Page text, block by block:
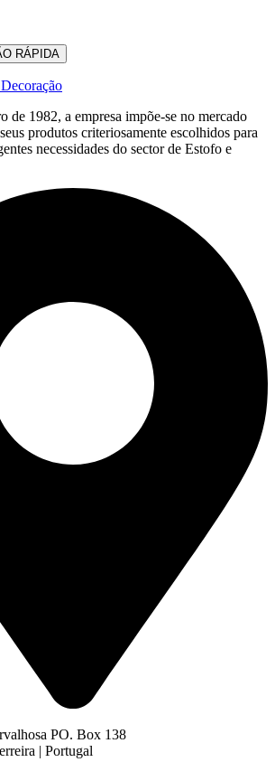
RÁPIDA
de 1982, a empresa impõe-se no mercado
produtos criteriosamente escolhidos para
necessidades do sector de Estofo e
PO. Box 138
| Portugal